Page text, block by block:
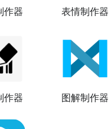
作器 表情制作器
作器 图解制作器